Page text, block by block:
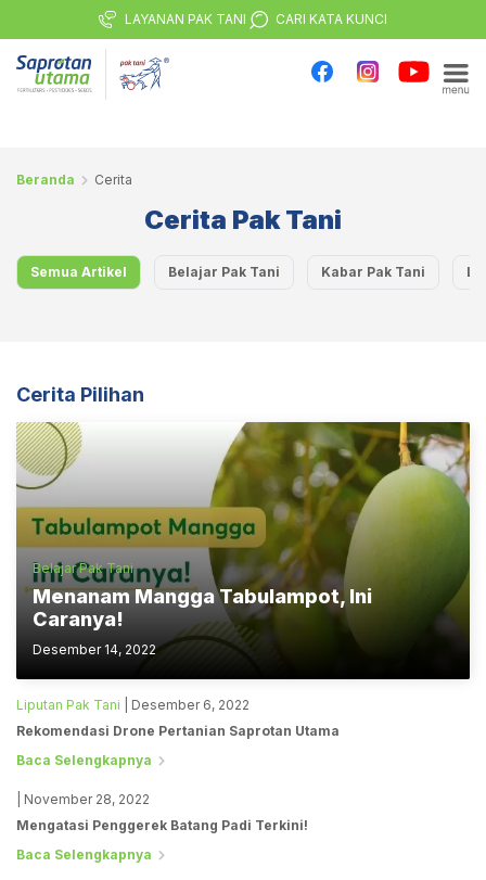
LAYANAN PAK TANI CARI KATA KUNCI
Beranda Cerita
Cerita Pak Tani
Semua Artikel Belajar Pak Tani Kabar Pak Tani
Cerita Pilihan
Belajar Pak Tani
Menanam Mangga Tabulampot, Ini
Caranya!
Desember 14, 2022
Liputan Pak Tani | Desember 6, 2022
Rekomendasi Drone Pertanian Saprotan Utama
Baca Selengkapnya
| November 28, 2022
Mengatasi Penggerek Batang Padi Terkini!
Baca Selengkapnya